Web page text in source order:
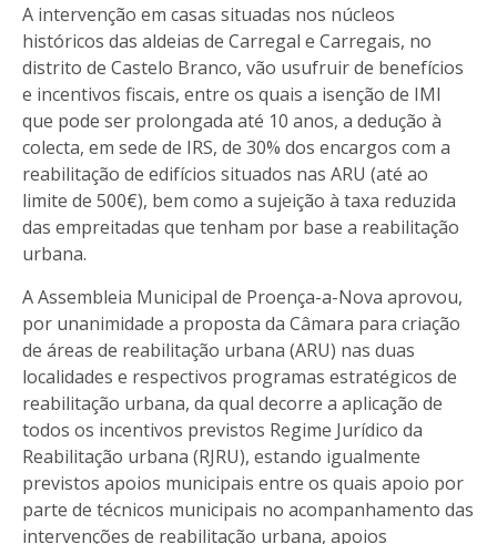
A intervenção em casas situadas nos núcleos
históricos das aldeias de Carregal e Carregais, no
distrito de Castelo Branco, vão usufruir de benefícios
e incentivos fiscais, entre os quais a isenção de IMI
que pode ser prolongada até 10 anos, a dedução à
colecta, em sede de IRS, de 30% dos encargos com a
reabilitação de edifícios situados nas ARU (até ao
limite de 500€), bem como a sujeição à taxa reduzida
das empreitadas que tenham por base a reabilitação
urbana.
A Assembleia Municipal de Proença-a-Nova aprovou,
por unanimidade a proposta da Câmara para criação
de áreas de reabilitação urbana (ARU) nas duas
localidades e respectivos programas estratégicos de
reabilitação urbana, da qual decorre a aplicação de
todos os incentivos previstos Regime Jurídico da
Reabilitação urbana (RJRU), estando igualmente
previstos apoios municipais entre os quais apoio por
parte de técnicos municipais no acompanhamento das
intervenções de reabilitação urbana, apoios